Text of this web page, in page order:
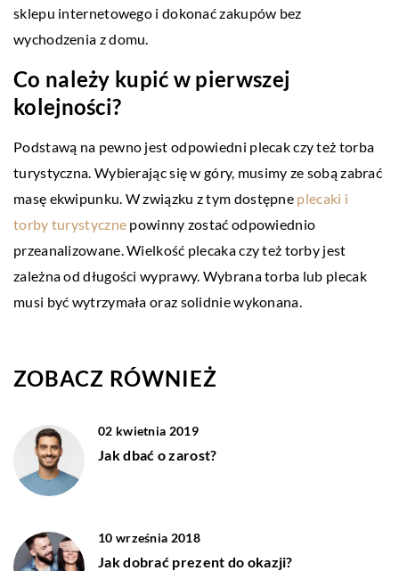
sklepu internetowego i dokonać zakupów bez
wychodzenia z domu.
Co należy kupić w pierwszej
kolejności?
Podstawą na pewno jest odpowiedni plecak czy też torba
turystyczna. Wybierając się w góry, musimy ze sobą zabrać
masę ekwipunku. W związku z tym dostępne plecaki i
torby turystyczne powinny zostać odpowiednio
przeanalizowane. Wielkość plecaka czy też torby jest
zależna od długości wyprawy. Wybrana torba lub plecak
musi być wytrzymała oraz solidnie wykonana.
ZOBACZ RÓWNIEŻ
02 kwietnia 2019
Jak dbać o zarost?
10 września 2018
Jak dobrać prezent do okazji?